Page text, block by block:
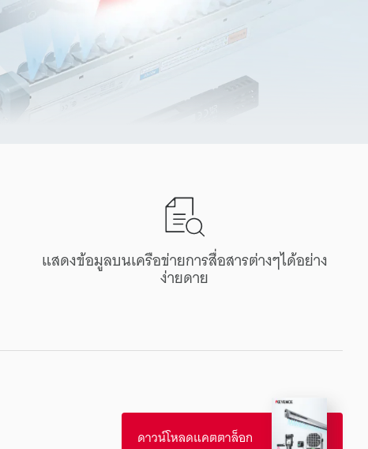
แสดงข้อมูลบนเครือข่ายการสื่อสารต่างๆได้อย่าง
ง่ายดาย
ดาวน์โหลดแคตตาล็อก